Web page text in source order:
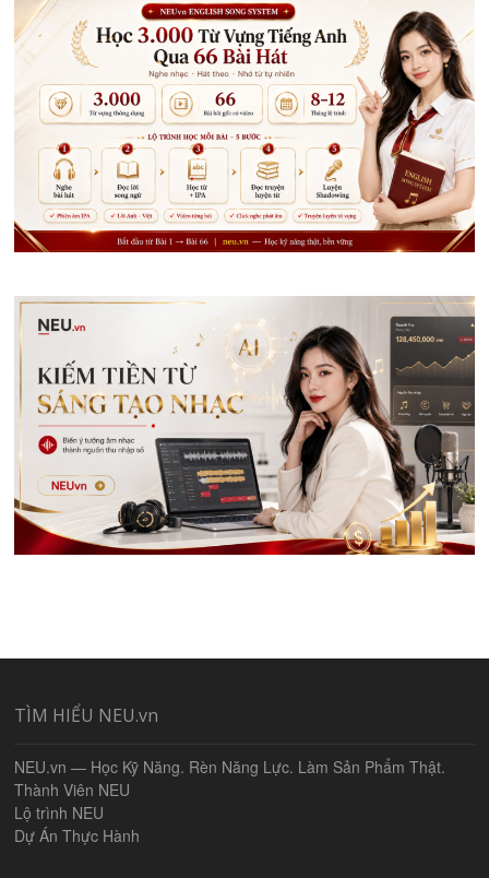
TÌM HIỂU NEU.vn
NEU.vn — Học Kỹ Năng. Rèn Năng Lực. Làm Sản Phẩm Thật.
Thành Viên NEU
Lộ trình NEU
Dự Án Thực Hành